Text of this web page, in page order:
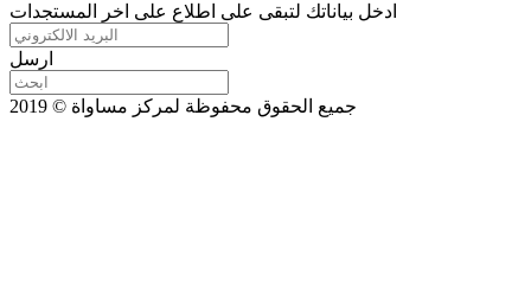
ادخل بياناتك لتبقى على اطلاع على اخر المستجدات
ارسل
جميع الحقوق محفوظة لمركز مساواة © 2019